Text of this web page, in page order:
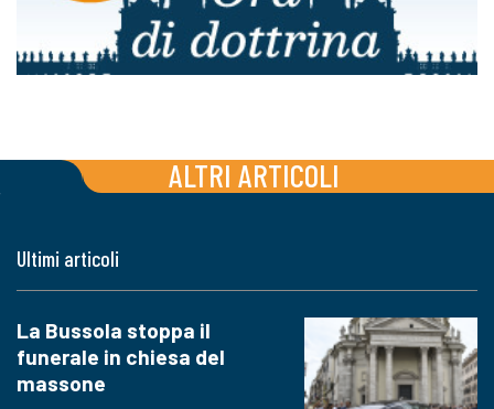
ALTRI ARTICOLI
Ultimi articoli
La Bussola stoppa il
funerale in chiesa del
massone